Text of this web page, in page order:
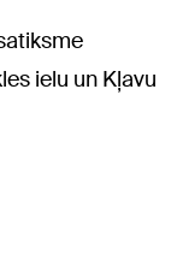
ielu un Kļavu